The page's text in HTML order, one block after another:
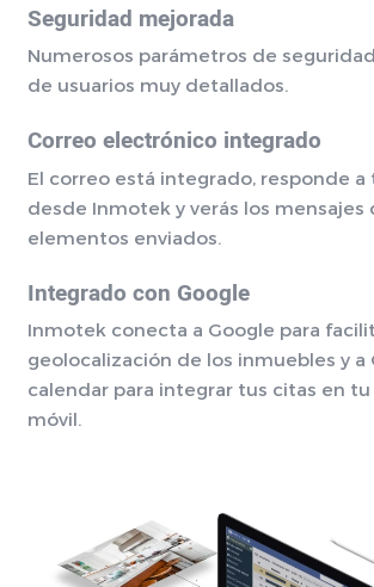
Seguridad mejorada
Numerosos parámetros de
de usuarios muy detallados.
Correo electrónico integrado
El correo está integrado, responde a
desde Inmotek y verás los mensajes
elementos enviados.
Integrado con Google
Inmotek conecta a Google para
geolocalización de los inmuebles y a
calendar para integrar tus citas en
móvil.